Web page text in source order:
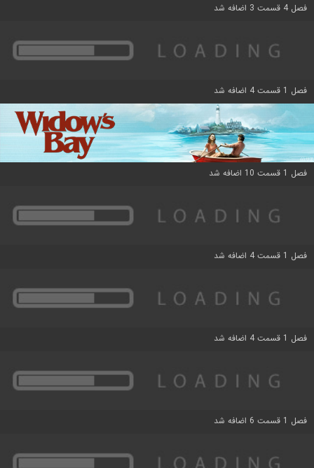
فصل 4 قسمت 3 اضافه شد
فصل 1 قسمت 4 اضافه شد
فصل 1 قسمت 10 اضافه شد
فصل 1 قسمت 4 اضافه شد
فصل 1 قسمت 4 اضافه شد
فصل 1 قسمت 6 اضافه شد